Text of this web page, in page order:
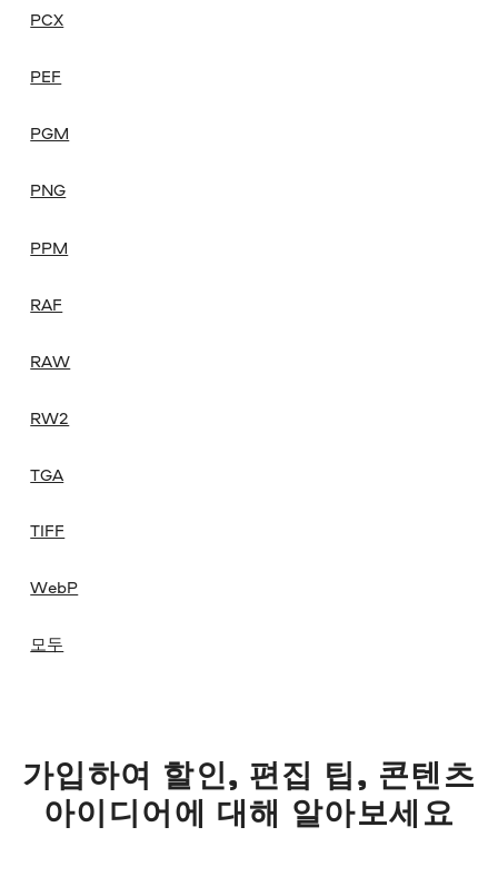
PCX
PEF
PGM
PNG
PPM
RAF
RAW
RW2
TGA
TIFF
WebP
모두
가입하여 할인, 편집 팁, 콘텐츠
아이디어에 대해 알아보세요